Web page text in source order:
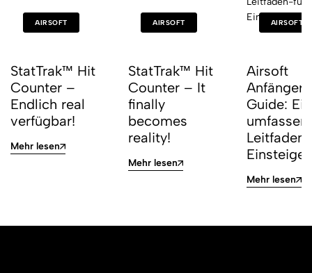
AIRSOFT
StatTrak™ Hit
Counter –
Endlich real
verfügbar!
Mehr lesen
AIRSOFT
StatTrak™ Hit
Counter – It
finally
becomes
reality!
Mehr lesen
AIRSOFT
Airsoft
Anfänger
Guide: Ein
Leitfaden
Einsteiger
Mehr lesen